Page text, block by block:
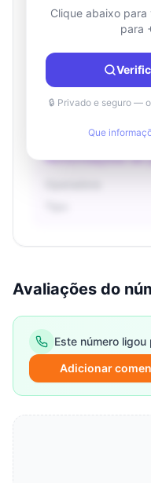
Informações de
País
Cidade
Região
Informações do
Clique abaixo
para
🔒 Privado e seguro —
Que
Avaliações do
Este número ligou
Adicionar